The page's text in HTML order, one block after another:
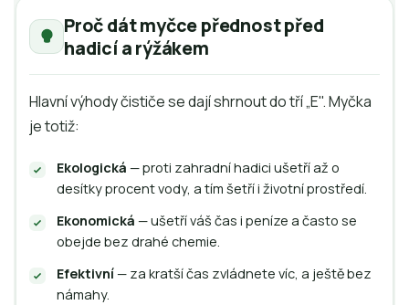
Proč dát myčce přednost před
hadicí a rýžákem
Hlavní výhody čističe se dají shrnout do tří „E". Myčka
je totiž:
Ekologická — proti zahradní hadici ušetří až o
desítky procent vody, a tím šetří i životní prostředí.
Ekonomická — ušetří váš čas i peníze a často se
obejde bez drahé chemie.
Efektivní— za kratší čas zvládnete víc, a ještě bez
námahy.